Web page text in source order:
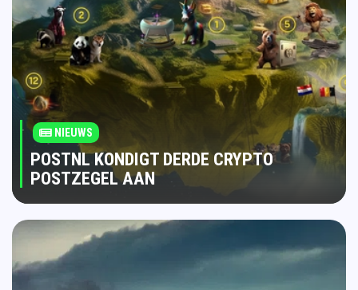
NIEUWS
POSTNL KONDIGT DERDE CRYPTO
POSTZEGEL AAN